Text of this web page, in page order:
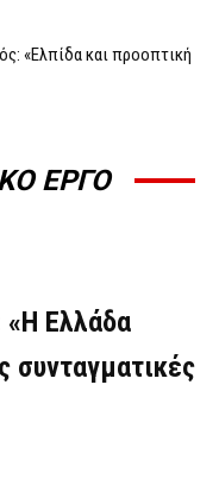
«Ελπίδα και προοπτική
ΕΡΓΟ
«Η Ελλάδα
συνταγματικές